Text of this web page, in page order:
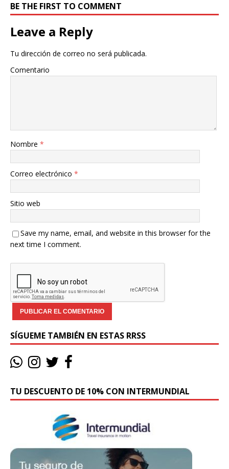
BE THE FIRST TO COMMENT
Leave a Reply
Tu dirección de correo no será publicada.
Comentario
Nombre *
Correo electrónico *
Sitio web
Save my name, email, and website in this browser for the
next time I comment.
SÍGUEME TAMBIÉN EN ESTAS RRSS
TU DESCUENTO DE 10% CON INTERMUNDIAL